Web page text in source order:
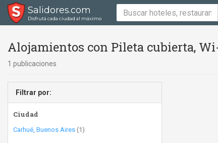
Salidores.com
Disfrutá cada ciudad al máximo
Alojamientos con Pileta cubierta,
1 publicaciones
Filtrar por:
Ciudad
Carhué, Buenos Aires (1)